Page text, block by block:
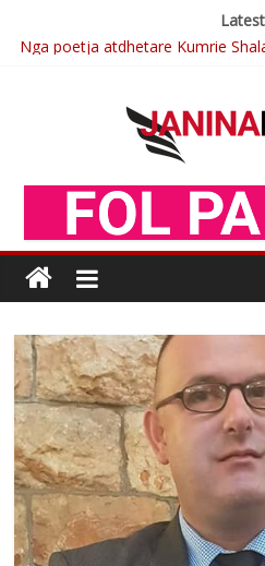
Nga poetja atdhetare Kumrie
Çlirimtari Mentor Mushkolaj
Xhevdet Qeriqi Dega e invalidëve
Postim me vlera nga artistja e